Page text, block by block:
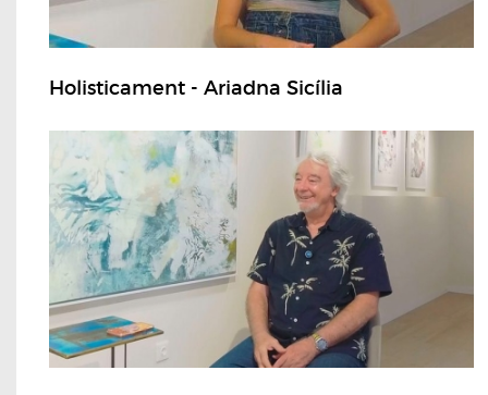
Holisticament - Ariadna Sicília